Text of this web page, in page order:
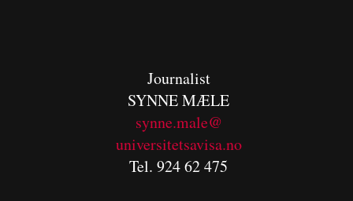
Journalist
SYNNE MÆLE
synne.male@
universitetsavisa.no
Tel. 924 62 475